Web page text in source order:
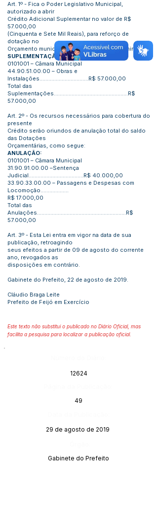
Art. 1º - Fica o Poder Legislativo Municipal,
autorizado a abrir
Crédito Adicional Suplementar no valor de R$
57.000,00
(Cinquenta e Sete Mil Reais), para reforço de
dotação no
Orçamento municipal de 2019, abaixo discriminado:
SUPLEMENTAÇÃO:
0101001 – Câmara Municipal
44.90.51.00.00 – Obras e
Instalações.................................R$ 57.000,00
Total das
Suplementações..................................................R$
57.000,00
Art. 2º - Os recursos necessários para cobertura do
presente
Crédito serão oriundos de anulação total do saldo
das Dotações
Orçamentárias, como segue:
ANULAÇÃO:
0101001 – Câmara Municipal
31.90.91.00.00 –Sentença
Judicial.....................................R$ 40.000,00
33.90.33.00.00 – Passagens e Despesas com
Locomoção...................
R$ 17.000,00
Total das
Anulações............................................................R$
57.000,00
Art. 3º - Esta Lei entra em vigor na data de sua
publicação, retroagindo
seus efeitos a partir de 09 de agosto do corrente
ano, revogados as
disposições em contrário.
Gabinete do Prefeito, 22 de agosto de 2019.
Cláudio Braga Leite
Prefeito de Feijó em Exercício
Este texto não substitui o publicado no Diário Oficial, mas
facilita a pesquisa para localizar a publicação oficial.
12624
49
29 de agosto de 2019
Gabinete do Prefeito